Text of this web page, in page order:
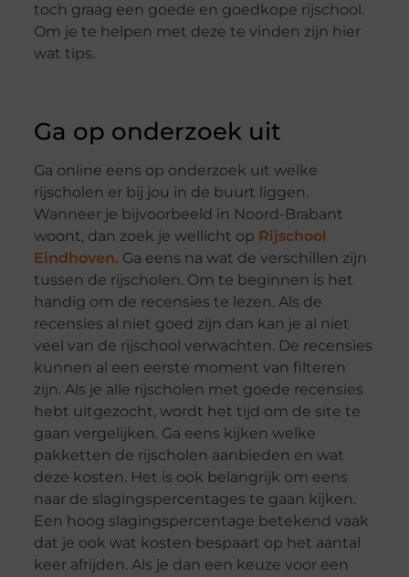
toch graag een goede en goedkope rijschool.
Om je te helpen met deze te vinden zijn hier
wat tips.
Ga op onderzoek uit
Ga online eens op onderzoek uit welke
rijscholen er bij jou in de buurt liggen.
Wanneer je bijvoorbeeld in Noord-Brabant
woont, dan zoek je wellicht op Rijschool
Eindhoven. Ga eens na wat de verschillen zijn
tussen de rijscholen. Om te beginnen is het
handig om de recensies te lezen. Als de
recensies al niet goed zijn dan kan je al niet
veel van de rijschool verwachten. De recensies
kunnen al een eerste moment van filteren
zijn. Als je alle rijscholen met goede recensies
hebt uitgezocht, wordt het tijd om de site te
gaan vergelijken. Ga eens kijken welke
pakketten de rijscholen aanbieden en wat
deze kosten. Het is ook belangrijk om eens
naar de slagingspercentages te gaan kijken.
Een hoog slagingspercentage betekend vaak
dat je ook wat kosten bespaart op het aantal
keer afrijden. Als je dan een keuze voor een